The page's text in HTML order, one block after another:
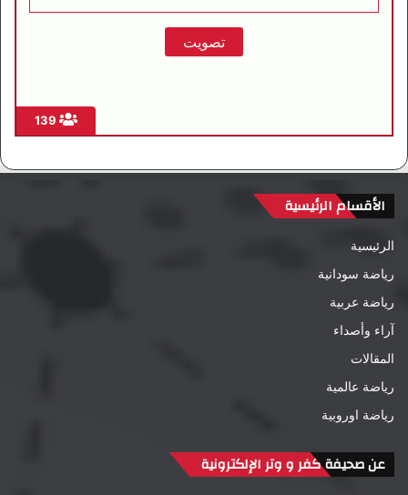
الأقسام الرئيسية
الرئيسية
رياضة سودانية
رياضة عربية
آراء وأصداء
المقالات
رياضة عالمية
رياضة اوروبية
عن صحيفة كفر و وتر الإلكترونية